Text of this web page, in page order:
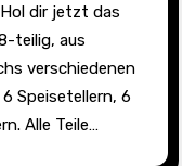
teilig, aus
verschiedenen
Speisetellern, 6
Alle Teile…